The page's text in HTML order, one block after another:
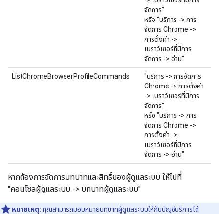
จัดการ"
หรือ "บริการ -> การ
จัดการ Chrome ->
การตั้งค่า ->
เบราว์เซอร์ที่มีการ
จัดการ -> อ่าน"
ListChromeBrowserProfileCommands
"บริการ -> การจัดการ
Chrome -> การตั้งค่า
-> เบราว์เซอร์ที่มีการ
จัดการ"
หรือ "บริการ -> การ
จัดการ Chrome ->
การตั้งค่า ->
เบราว์เซอร์ที่มีการ
จัดการ -> อ่าน"
หากต้องการจัดการบทบาทและสิทธิ์ของผู้ดูแลระบบ ให้ไปที่
"คอนโซลผู้ดูแลระบบ -> บทบาทผู้ดูแลระบบ"
หมายเหตุ: คุณสามารถมอบหมายบทบาทผู้ดูแลระบบให้กับบัญชีบริการได้